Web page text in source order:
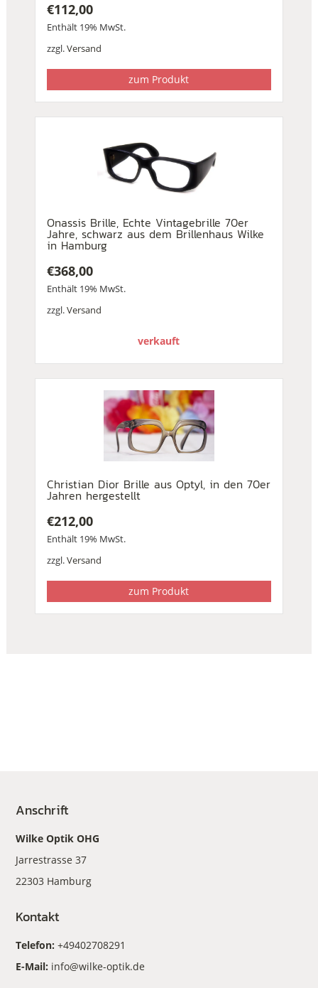
€112,00
Enthält 19% MwSt.
zzgl.Versand
zum Produkt
Onassis Brille, Echte Vintagebrille 70er
Jahre, schwarz aus dem Brillenhaus Wilke
in Hamburg
€368,00
Enthält 19% MwSt.
zzgl.Versand
verkauft
Christian Dior Brille aus Optyl, in den 70er
Jahren hergestellt
€212,00
Enthält 19% MwSt.
zzgl.Versand
zum Produkt
Anschrift
Wilke Optik OHG
Jarrestrasse 37
22303 Hamburg
Kontakt
Telefon:+49402708291
E-Mail: info@wilke-optik.de